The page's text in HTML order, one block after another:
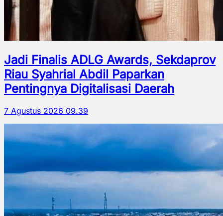
Jadi Finalis ADLG Awards, Sekdaprov
Riau Syahrial Abdil Paparkan
Pentingnya Digitalisasi Daerah
7 Agustus 2026 09.39